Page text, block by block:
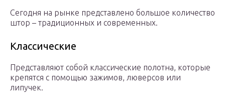
Сегодня на рынке представлено большое количество
штор – традиционных и современных.
Классические
Представляют собой классические полотна, которые
крепятся с помощью зажимов, люверсов или
липучек.